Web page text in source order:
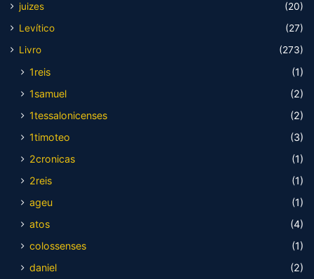
juizes
(20)
Levítico
(27)
Livro
(273)
1reis
(1)
1samuel
(2)
1tessalonicenses
(2)
1timoteo
(3)
2cronicas
(1)
2reis
(1)
ageu
(1)
atos
(4)
colossenses
(1)
daniel
(2)